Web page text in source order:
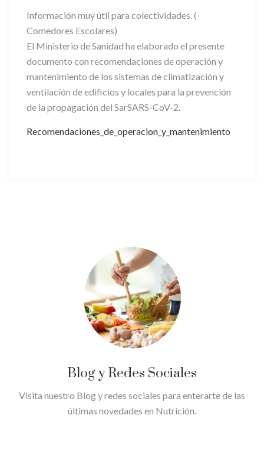
Información muy útil para colectividades. (
Comedores Escolares)
El Ministerio de Sanidad ha elaborado el presente
documento con recomendaciones de operación y
mantenimiento de los sistemas de climatización y
ventilación de edificios y locales para la prevención
de la propagación del SarSARS-CoV-2.
Recomendaciones_de_operacion_y_mantenimiento
Blog y Redes Sociales
Visita nuestro Blog y redes sociales para enterarte de las
últimas novedades en Nutrición.